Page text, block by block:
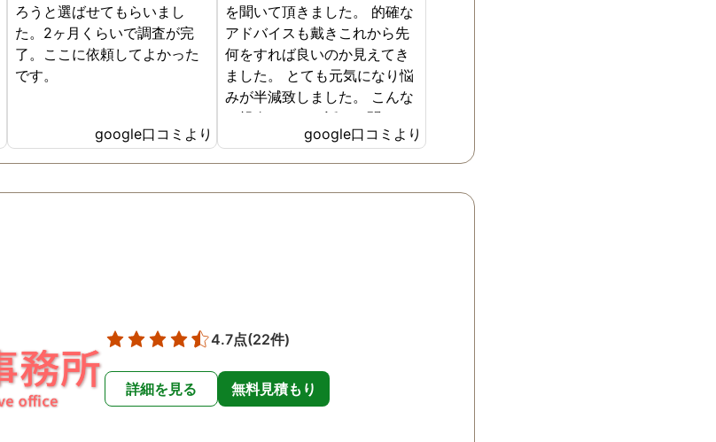
ろうと選ばせてもらいまし
た。2ヶ月くらいで調査が完
了。ここに依頼してよかった
です。
google口コミより
を聞いて頂きました。 的確な
アドバイスも戴きこれから先
何をすれば良いのか見えてき
ました。 とても元気になり悩
みが半減致しました。 こんな
に親身になって話しを聞いて
くださり感謝しています。 何
かあったらまた相談させて頂
google口コミより
4.7点(22件)
詳細を見る 無料見積もり